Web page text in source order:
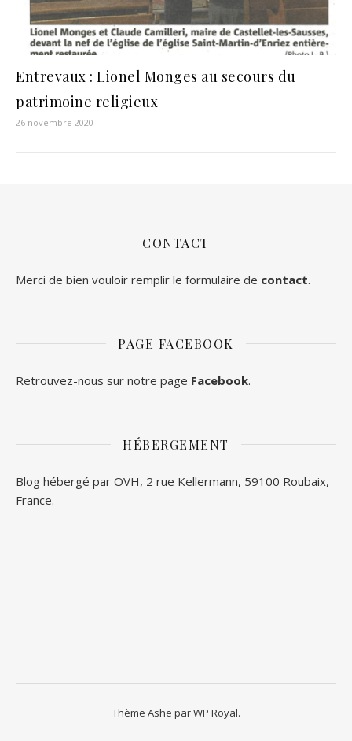
Entrevaux : Lionel Monges au secours du
patrimoine religieux
26 novembre 2020
CONTACT
Merci de bien vouloir remplir le formulaire de contact.
PAGE FACEBOOK
Retrouvez-nous sur notre page Facebook.
HÉBERGEMENT
Blog hébergé par OVH, 2 rue Kellermann, 59100 Roubaix,
France.
Thème Ashe parWP Royal.